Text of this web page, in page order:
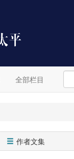
全部栏目
作者文集